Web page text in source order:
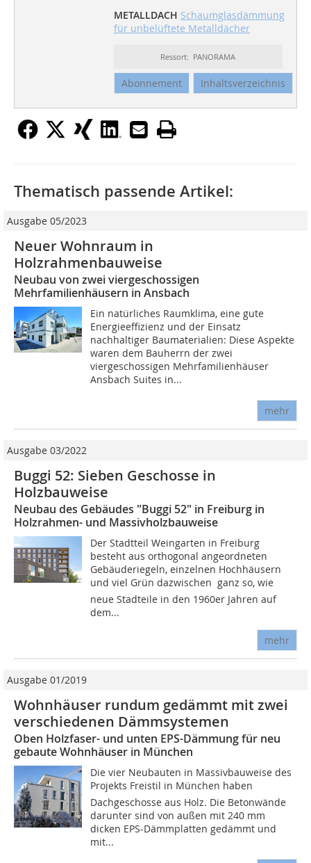
METALLDACH Schaumglasdämmung
für unbelüftete Metalldächer
Ressort: PANORAMA
Abonnement Inhaltsverzeichnis
Thematisch passende Artikel:
Ausgabe 05/2023
Neuer Wohnraum in
Holzrahmenbauweise
Neubau von zwei viergeschossigen
Mehrfamilienhäusern in Ansbach
Ein natürliches Raumklima, eine gute
Energieeffizienz und der Einsatz
nachhaltiger Baumaterialien: Diese Aspekte
waren dem Bauherrn der zwei
viergeschossigen Mehrfamilienhäuser
Ansbach Suites in...
mehr
Ausgabe 03/2022
Buggi 52: Sieben Geschosse in
Holzbauweise
Neubau des Gebäudes "Buggi 52" in Freiburg in
Holzrahmen- und Massivholzbauweise
Der Stadtteil Weingarten in Freiburg
besteht aus orthogonal angeordneten
Gebäuderiegeln, einzelnen Hochhäusern
und viel Grün dazwischen  ganz so, wie
neue Stadteile in den 1960er Jahren auf
dem...
mehr
Ausgabe 01/2019
Wohnhäuser rundum gedämmt mit zwei
verschiedenen Dämmsystemen
Oben Holzfaser- und unten EPS-Dämmung für neu
gebaute Wohnhäuser in München
Die vier Neubauten in Massivbauweise des
Projekts Freistil in München haben
Dachgeschosse aus Holz. Die Betonwände
darunter sind von außen mit 240 mm
dicken EPS-Dämmplatten gedämmt und
mit...